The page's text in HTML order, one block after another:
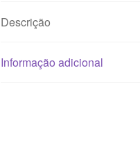
Descrição
Informação adicional